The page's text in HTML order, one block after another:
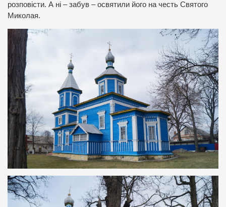
розповісти. А ні – забув – освятили його на честь Святого
Миколая.